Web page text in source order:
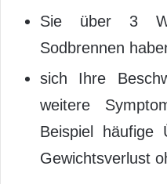
Sie über 3
Sodbrennen
sich Ihre
weitere
Beispiel häufige
Gewichtsverlust